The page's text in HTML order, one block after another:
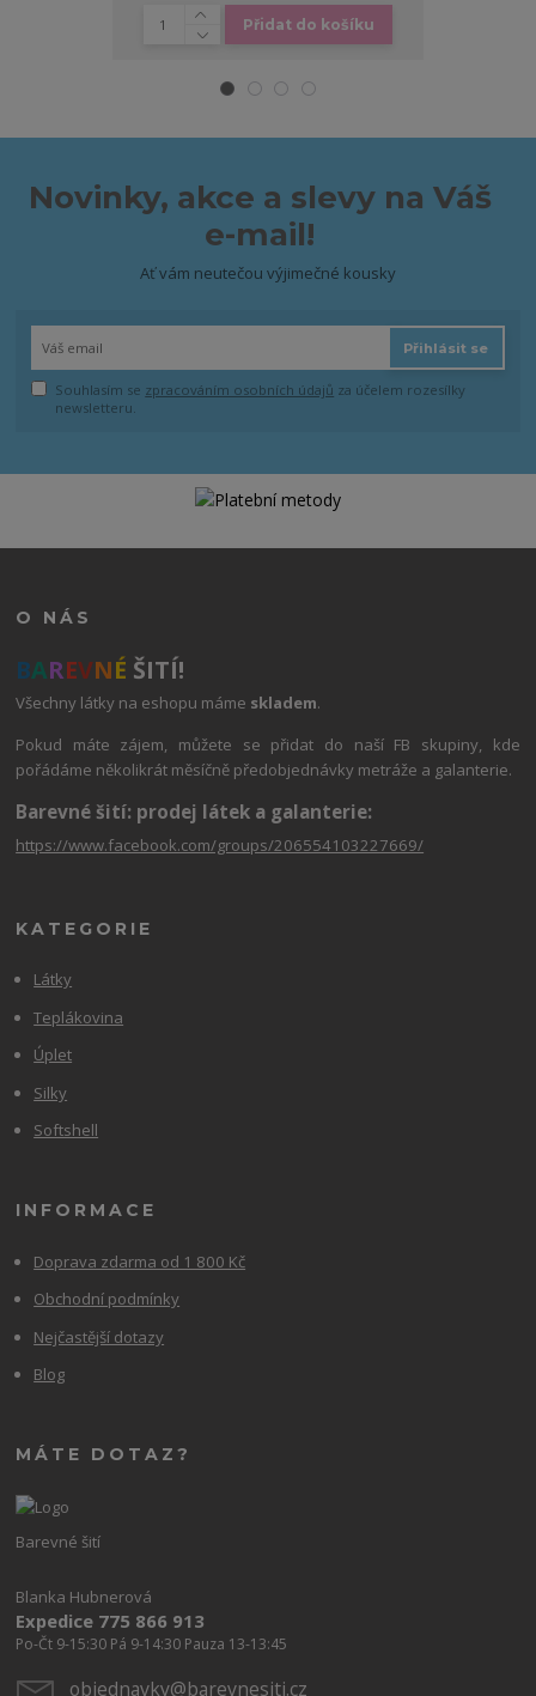
Přidat do košíku
Novinky, akce a slevy na Váš
e-mail!
Ať vám neutečou výjimečné kousky
Přihlásit se
Souhlasím se zpracováním osobních údajů za účelem rozesílky
newsletteru.
O NÁS
BAREVNÉ ŠITÍ!
Všechny látky na eshopu máme skladem.
Pokud máte zájem, můžete se přidat do naší FB skupiny, kde
pořádáme několikrát měsíčně předobjednávky metráže a galanterie.
Barevné šití: prodej látek a galanterie:
https://www.facebook.com/groups/206554103227669/
KATEGORIE
Látky
Teplákovina
Úplet
Silky
Softshell
INFORMACE
Doprava zdarma od 1 800 Kč
Obchodní podmínky
Nejčastější dotazy
Blog
MÁTE DOTAZ?
Barevné šití
Blanka Hubnerová
Expedice 775 866 913
Po-Čt 9-15:30 Pá 9-14:30 Pauza 13-13:45
objednavky@barevnesiti.cz